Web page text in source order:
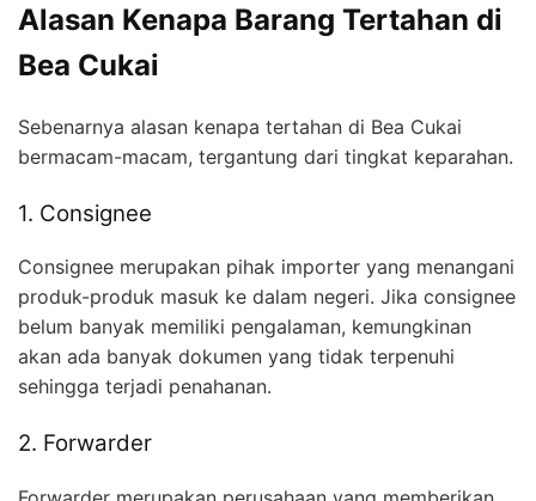
Alasan Kenapa Barang Tertahan di
Bea Cukai
Sebenarnya alasan kenapa tertahan di Bea Cukai
bermacam-macam, tergantung dari tingkat keparahan.
1. Consignee
Consignee merupakan pihak importer yang menangani
produk-produk masuk ke dalam negeri. Jika consignee
belum banyak memiliki pengalaman, kemungkinan
akan ada banyak dokumen yang tidak terpenuhi
sehingga terjadi penahanan.
2. Forwarder